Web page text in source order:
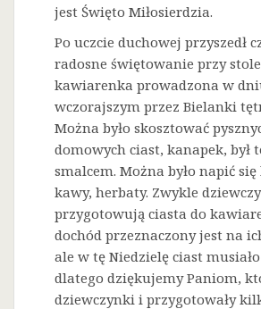
jest Święto Miłosierdzia.
Po uczcie duchowej przyszedł
radosne świętowanie przy
kawiarenka prowadzona w
wczorajszym przez Bielanki
Można było skosztować
domowych ciast, kanapek, był
smalcem. Można było napić
kawy, herbaty. Zwykle
przygotowują ciasta do
dochód przeznaczony jest na
ale w tę Niedzielę ciast
dlatego dziękujemy Paniom,
dziewczynki i przygotowały